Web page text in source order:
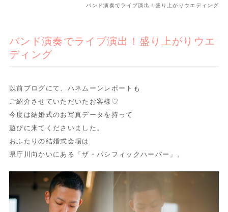
バンド演奏でライブ演出！盛り上がりウエディング
バンド演奏でライブ演出！盛り上がりウエ
ディング
以前ブログにて、ハネムーンレポートも
ご紹介させていただいたお客様♡
今度は結婚式のお写真データを持って
遊びに来てくださいました。
おふたりの結婚式会場は
県庁川向かいにある「ザ・パシフィックハーバー」。